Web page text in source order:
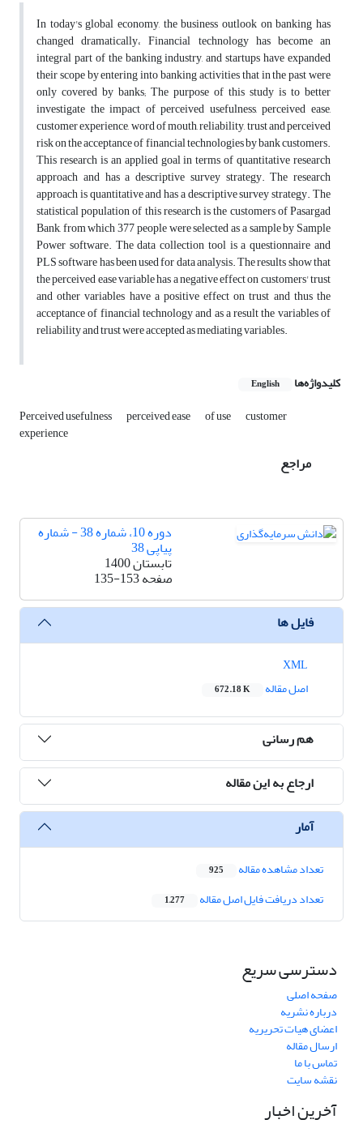
In today's global economy, the business outlook on banking has
changed dramatically، Financial technology has become an
integral part of the banking industry, and startups have expanded
their scope by entering into banking activities that in the past were
only covered by banks; The purpose of this study is to better
investigate the impact of perceived usefulness, perceived ease,
customer experience, word of mouth, reliability, trust and perceived
risk on the acceptance of financial technologies by bank customers.
This research is an applied goal in terms of quantitative research
approach and has a descriptive survey strategy. The research
approach is quantitative and has a descriptive survey strategy. The
statistical population of this research is the customers of Pasargad
Bank, from which 377 people were selected as a sample by Sample
Power software. The data collection tool is a questionnaire and
PLS software has been used for data analysis. The results show that
the perceived ease variable has a negative effect on customers' trust
and other variables have a positive effect on trust and thus the
acceptance of financial technology and as a result the variables of
reliability and trust were accepted as mediating variables.
کلیدواژه‌ها English
Perceived usefulness perceived ease of use customer
experience
مراجع
دوره 10، شماره 38 - شماره
پیاپی 38
تابستان 1400
صفحه135-153
فایل ها
اصل مقاله
672.18 K
هم رسانی
ارجاع به این مقاله
آمار
تعداد مشاهده مقاله 925
تعداد دریافت فایل اصل مقاله 1,277
دسترسی سریع
صفحه اصلی
درباره نشریه
اعضای هیات تحریریه
ارسال مقاله
تماس با ما
نقشه سایت
آخرین اخبار